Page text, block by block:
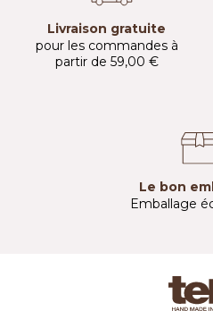
Livraison gratuite
pour les commandes à
partir de 59,00 €
Le bon
Emballage